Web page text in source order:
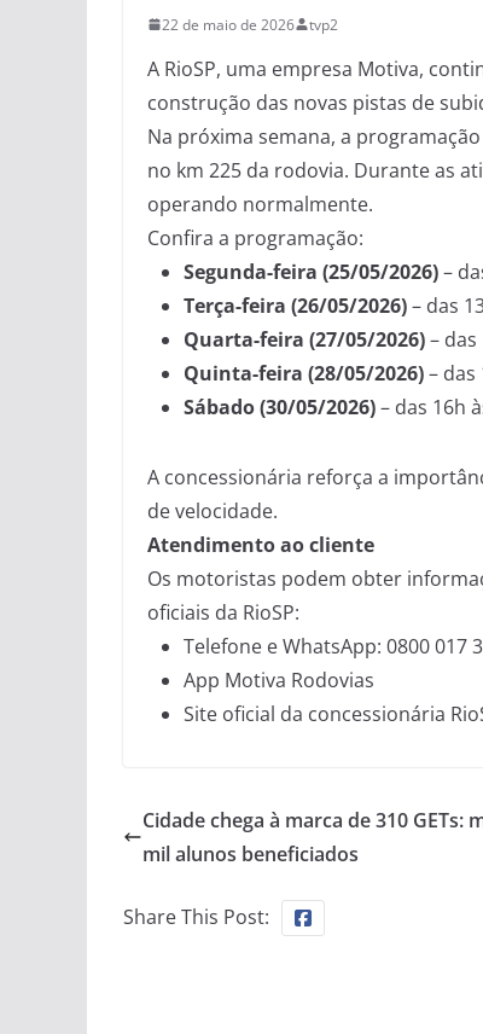
22 de maio de 2026 tvp2
A RioSP, uma empresa Motiva,
construção das novas pistas de
Na próxima semana, a
no km 225 da rodovia. Durante as
operando normalmente.
Confira a programação:
Segunda-feira (25/05/2026)–
Terça-feira (26/05/2026)– das
Quarta-feira (27/05/2026)– das
Quinta-feira (28/05/2026)– das
Sábado (30/05/2026)– das 16h
A concessionária reforça a
de velocidade.
Atendimento ao cliente
Os motoristas podem obter
oficiais da RioSP:
Telefone e WhatsApp: 0800 017
App Motiva Rodovias
Site oficial da concessionária
Cidade chega à marca de 310 GETs:
mil alunos beneficiados
Share This Post: